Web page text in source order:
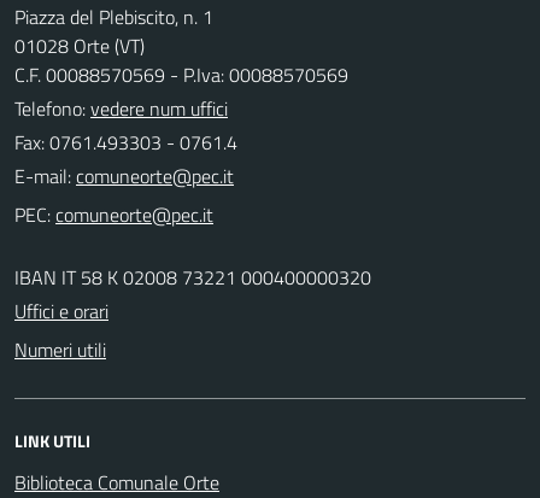
Piazza del Plebiscito, n. 1
01028 Orte (VT)
C.F. 00088570569 - P.Iva: 00088570569
Telefono:vedere num uffici
Fax: 0761.493303 - 0761.4
E-mail:
PEC:
IBAN IT 58 K 02008 73221 000400000320
Uffici e orari
Numeri utili
LINK UTILI
Biblioteca Comunale Orte